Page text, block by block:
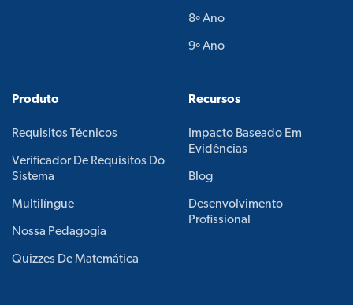
8º Ano
9º Ano
Produto
Requisitos Técnicos
Verificador De Requisitos Do
Sistema
Multilíngue
Nossa Pedagogia
Quizzes De Matemática
Recursos
Impacto Baseado Em
Evidências
Blog
Desenvolvimento
Profissional